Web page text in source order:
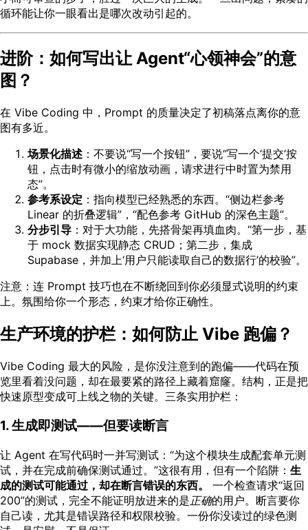
循环能让你一眼看出是哪次改动引起的。
进阶：如何写出让 Agent“心领神会”的意
图？
在 Vibe Coding 中，Prompt 的质量决定了初稿落点离你的意
图有多近。
场景化描述 ：不要说“写一个按钮”，要说“写一个‘提交’按
钮，点击时有微小的缩放动画，请求进行中时置为禁用
态”。
参考系设定 ：指向模型已经熟悉的东西。“侧边栏参考
Linear 的折叠逻辑”，“配色参考 GitHub 的深色主题”。
分步引导 ：对于大功能，先搭骨架再填血肉。“第一步，基
于 mock 数据实现静态 CRUD；第二步，集成
Supabase，并加上‘用户只能读取自己的数据行’的校验”。
注意：连 Prompt 技巧也在不断绕回到你必须显式说明的约束
上。氛围给你一个形态，约束才给你正确性。
生产环境的护栏：如何防止 Vibe 跑偏？
Vibe Coding 最大的风险，是你没注意到的跑偏——代码在预
览里看着没问题，却在最要紧的路径上藏着窟窿。结构，正是把
快速原型变成可上线之物的关键。三条实用护栏：
1. 生成即测试——但要读断言
让 Agent 在写代码时一并写测试：“为这个模块生成配套单元测
试，并在完成前确保测试通过。”这很有用，但有一个陷阱： 生
成的测试可能通过，却在断言错误的东西。
一个检查请求“返回
200”的测试，完全不能证明放进来的是 正确的用户。断言要你
自己读，尤其是错误路径和权限校验。一份你没读过的绿色测